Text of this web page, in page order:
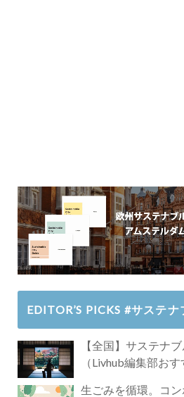
EDITOR’S PICKS #サステナ
【全国】サステナ
（Livhub編集部おす
生ごみを循環。コ